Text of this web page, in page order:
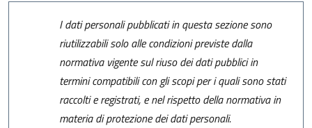
I dati personali pubblicati in questa sezione sono
riutilizzabili solo alle condizioni previste dalla
normativa vigente sul riuso dei dati pubblici in
termini compatibili con gli scopi per i quali sono stati
raccolti e registrati, e nel rispetto della normativa in
materia di protezione dei dati personali.